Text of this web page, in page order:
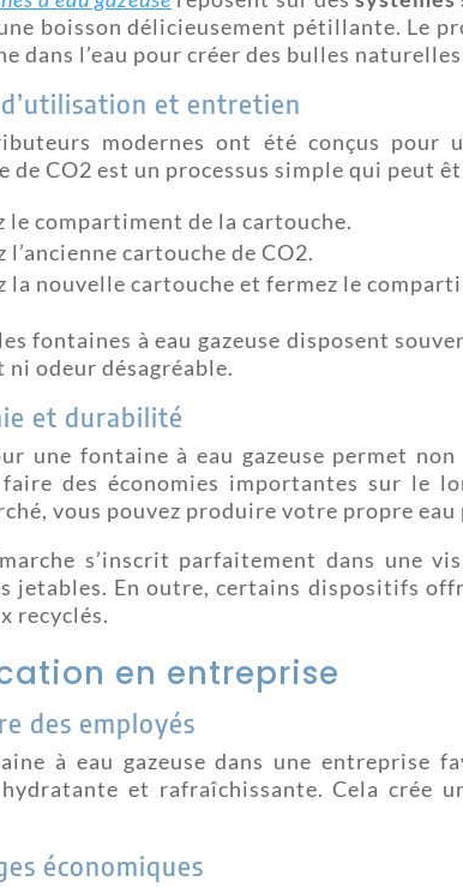
boisson délicieusement pétillante. Le
dans l’eau pour créer des bulles
et entretien
modernes ont été conçus pour
de CO2 est un processus simple qui peut
le compartiment de la cartouche.
l’ancienne cartouche de CO2.
la nouvelle cartouche et fermez le
fontaines à eau gazeuse disposent
ni odeur désagréable.
et durabilité
une fontaine à eau gazeuse permet
des économies importantes sur le
vous pouvez produire votre propre
s’inscrit parfaitement dans une
jetables. En outre, certains dispositifs
recyclés.
en entreprise
des employés
à eau gazeuse dans une entreprise
et rafraîchissante. Cela crée
économiques